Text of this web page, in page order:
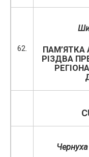
62.
ПАМ’ЯТКА
РІЗДВА